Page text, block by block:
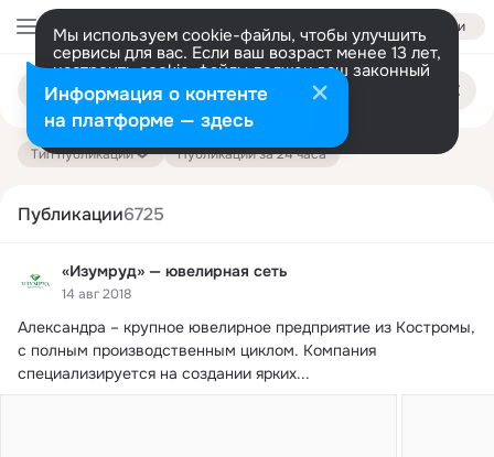
Войти
Мы используем cookie-файлы, чтобы улучшить
сервисы для вас. Если ваш возраст менее 13 лет,
настроить cookie-файлы должен ваш законный
представитель. Больше информации
Разрешить все Настроить
Поиск
публикациям
Тип публикации Публикации за 24 часа
Публикации6725
«Изумруд» — ювелирная сеть
14 авг 2018
Александра – крупное ювелирное предприятие из Костромы,
с полным производственным циклом. Компания
специализируется на создании ярких...
Информация о контенте
на платформе — здесь